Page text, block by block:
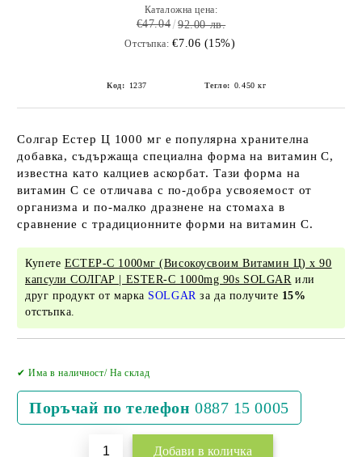
Каталожна цена:
€47.04 92.00 лв.
Отстъпка: €7.06 (15%)
Код: 1237 Тегло: 0.450 кг
Солгар Естер Ц 1000 мг е популярна хранителна
добавка, съдържаща специална форма на витамин C,
известна като калциев аскорбат. Тази форма на
витамин C се отличава с по-добра усвояемост от
организма и по-малко дразнене на стомаха в
сравнение с традиционните форми на витамин C.
Купете ЕСТЕР-С 1000мг (Високоусвоим Витамин Ц) х 90
капсули СОЛГАР | ESTER-C 1000mg 90s SOLGARили
друг продукт от марка SOLGARза да получите 15%
отстъпка.
✔ Има в наличност/ На склад
Поръчай по телефон 0887 15 0005